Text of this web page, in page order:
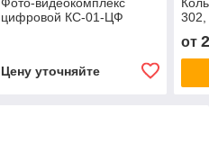
Фото-видеокомплекс
цифровой КС-01-ЦФ
Цену уточняйте
от